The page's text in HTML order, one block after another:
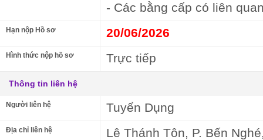
- Các bằng cấp có liên
Hạn nộp Hồ sơ 20/06/2026
Hình thức nộp hồ sơ Trực tiếp
Thông tin liên hệ
Người liên hệ Tuyển Dụng
Địa chỉ liên hệ Lê Thánh Tôn, P. Bến